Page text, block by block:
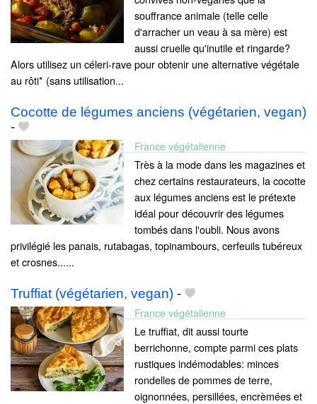
souffrance animale (telle celle
d'arracher un veau à sa mère) est
aussi cruelle qu'inutile et ringarde?
Alors utilisez un céleri-rave pour obtenir une alternative végétale
au rôti* (sans utilisation...
Cocotte de légumes anciens (végétarien, vegan)
-
France végétalienne
Très à la mode dans les magazines et
chez certains restaurateurs, la cocotte
aux légumes anciens est le prétexte
idéal pour découvrir des légumes
tombés dans l'oubli. Nous avons
privilégié les panais, rutabagas, topinambours, cerfeuils tubéreux
et crosnes......
Truffiat (végétarien, vegan) -
France végétalienne
Le truffiat, dit aussi tourte
berrichonne, compte parmi ces plats
rustiques indémodables: minces
rondelles de pommes de terre,
oignonnées, persillées, encrèmées et